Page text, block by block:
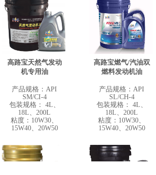
高路宝天然气发动
机专用油
产品规格：API
SM/CI-4
包装规格： 4L、
18L、200L
粘度：10W30、
15W40、20W50
高路宝燃气/汽油双
燃料发动机油
产品规格：API
SL/CH-4
包装规格： 4L、
18L、200L
粘度：10W30、
15W40、20W50